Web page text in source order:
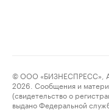
© ООО «БИЗНЕСПРЕСС»,
2026. Сообщения и
(свидетельство о
выдано Федеральной